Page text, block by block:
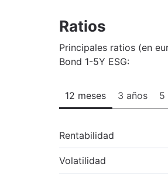
Ratios
Principales ratios (en
Bond 1-5Y ESG:
12 meses 3 años 5
Rentabilidad
Volatilidad